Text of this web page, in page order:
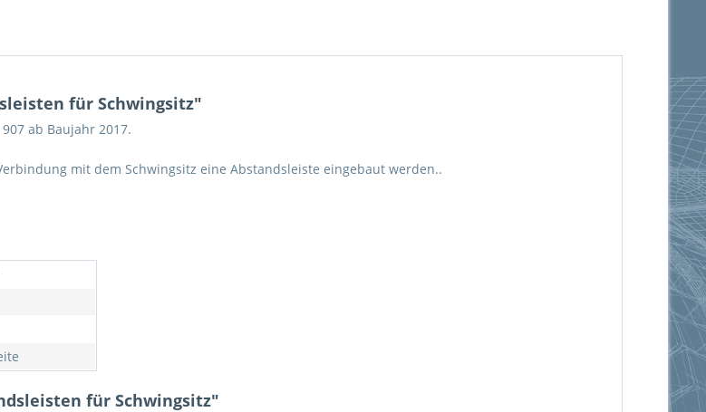
für Schwingsitz"
ab Baujahr 2017.
mit dem Schwingsitz eine Abstandsleiste eingebaut werden..
für Schwingsitz"